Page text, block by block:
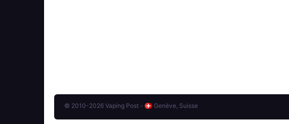
© 2010-2026 Vaping Post - Genève, Suisse